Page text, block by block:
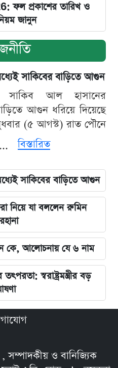
প্রকাশের তারিখ ও
জানুন
সাকিবের বাড়িতে আগুন
সাকিব আল হাসানের
আগুন ধরিয়ে দিয়েছে
বুধবার (৫ আগস্ট) রাত পৌনে
বিস্তারিত
সাকিবের বাড়িতে আগুন
নিয়ে যা বললেন রুমিন
কে, আলোচনায় যে ৬ নাম
স্বরাষ্ট্রমন্ত্রীর বড়
সম্পাদকীয় ও বানিজ্যিক